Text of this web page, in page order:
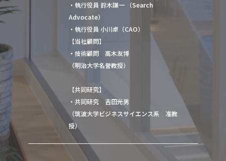
・執行役員 鈴木謙一（Search
Advocate）
・執行役員 小川卓 （CAO）
【当社顧問】
・技術顧問 高木友博
（明治大学名誉教授）
【共同研究】
・共同研究 吉田光男
（筑波大学ビジネスサイエンス系 准教
授）